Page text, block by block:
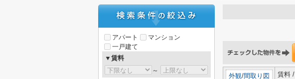
外観/間取り図
賃料
アパート
マンション
一戸建て
▼賃料
～